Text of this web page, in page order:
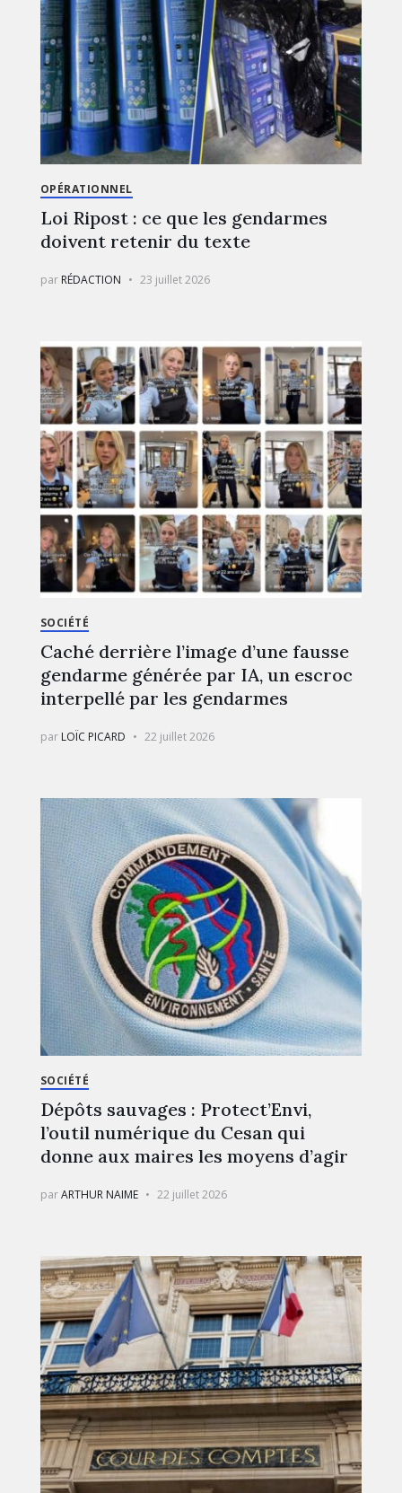
OPÉRATIONNEL
Loi Ripost : ce que les gendarmes
doivent retenir du texte
par RÉDACTION 23 juillet 2026
SOCIÉTÉ
Caché derrière l’image d’une fausse
gendarme générée par IA, un escroc
interpellé par les gendarmes
par LOÏC PICARD 22 juillet 2026
SOCIÉTÉ
Dépôts sauvages : Protect’Envi,
l’outil numérique du Cesan qui
donne aux maires les moyens d’agir
parARTHUR NAIME 22 juillet 2026